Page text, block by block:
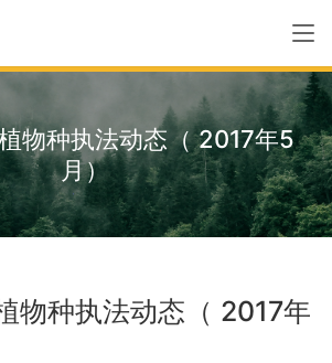
物种执法动态（ 2017年5
月）
物种执法动态（ 2017年